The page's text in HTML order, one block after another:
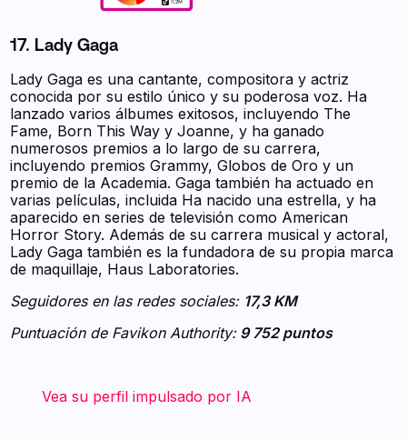
17. Lady Gaga
Lady Gaga es una cantante, compositora y actriz
conocida por su estilo único y su poderosa voz. Ha
lanzado varios álbumes exitosos, incluyendo The
Fame, Born This Way y Joanne, y ha ganado
numerosos premios a lo largo de su carrera,
incluyendo premios Grammy, Globos de Oro y un
premio de la Academia. Gaga también ha actuado en
varias películas, incluida Ha nacido una estrella, y ha
aparecido en series de televisión como American
Horror Story. Además de su carrera musical y actoral,
Lady Gaga también es la fundadora de su propia marca
de maquillaje, Haus Laboratories.
Seguidores en las redes sociales: 17,3 KM
Puntuación de Favikon Authority:9 752 puntos
‍ ‍ ‍ ‍ ‍ ‍ ‍ Vea su perfil impulsado por IA ‍ ‍ ‍